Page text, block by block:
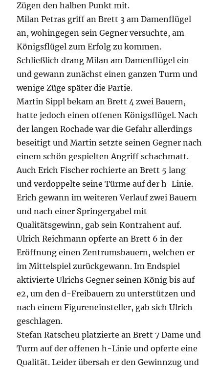
Zügen den halben Punkt mit.
Milan Petras griff an Brett 3 am Damenflügel
an, wohingegen sein Gegner versuchte, am
Königsflügel zum Erfolg zu kommen.
Schließlich drang Milan am Damenflügel ein
und gewann zunächst einen ganzen Turm und
wenige Züge später die Partie.
Martin Sippl bekam an Brett 4 zwei Bauern,
hatte jedoch einen offenen Königsflügel. Nach
der langen Rochade war die Gefahr allerdings
beseitigt und Martin setzte seinen Gegner nach
einem schön gespielten Angriff schachmatt.
Auch Erich Fischer rochierte an Brett 5 lang
und verdoppelte seine Türme auf der h-Linie.
Erich gewann im weiteren Verlauf zwei Bauern
und nach einer Springergabel mit
Qualitätsgewinn, gab sein Kontrahent auf.
Ulrich Reichmann opferte an Brett 6 in der
Eröffnung einen Zentrumsbauern, welchen er
im Mittelspiel zurückgewann. Im Endspiel
aktivierte Ulrichs Gegner seinen König bis auf
e2, um den d-Freibauern zu unterstützen und
nach einem Figureneinsteller, gab sich Ulrich
geschlagen.
Stefan Ratscheu platzierte an Brett 7 Dame und
Turm auf der offenen h-Linie und opferte eine
Qualität. Leider übersah er den Gewinnzug und